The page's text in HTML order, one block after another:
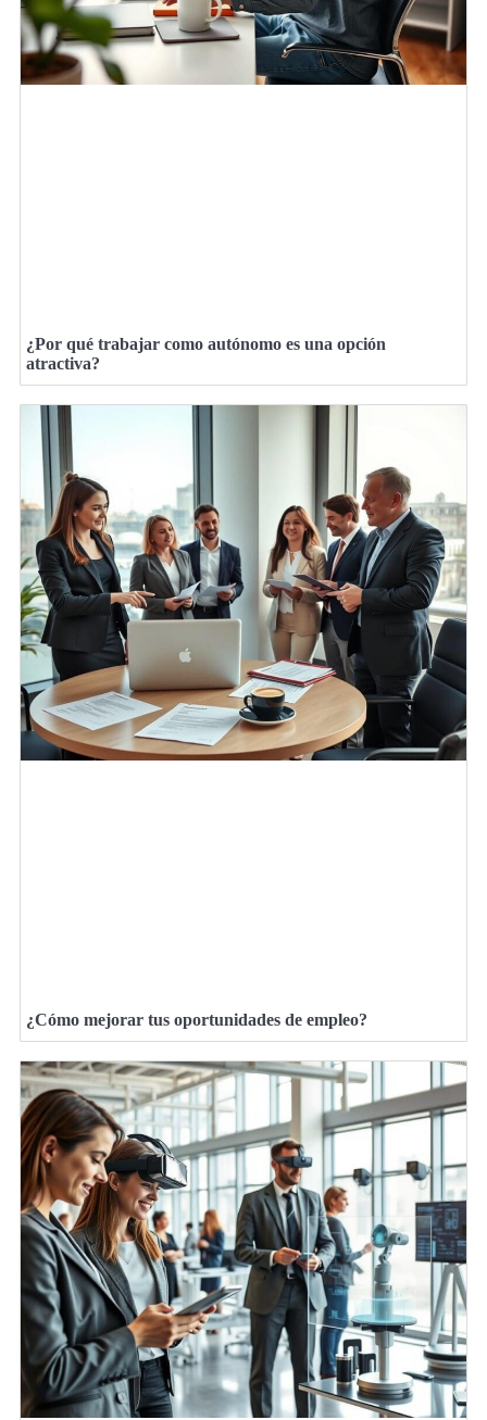
¿Por qué trabajar como autónomo es una opción
atractiva?
¿Cómo mejorar tus oportunidades de empleo?